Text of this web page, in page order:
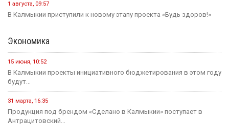
1 августа, 09:57
В Калмыкии приступили к новому этапу проекта «Будь здоров!»
Экономика
15 июня, 10:52
В Калмыкии проекты инициативного бюджетирования в этом году
будут...
31 марта, 16:35
Продукция под брендом «Сделано в Калмыкии» поступает в
Антрацитовский...